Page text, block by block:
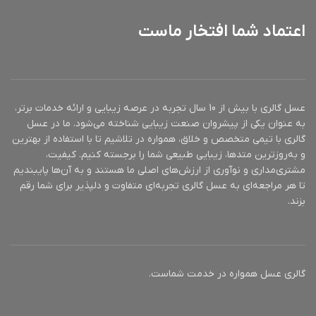
سایز محصول 300میل
اعتماد شما افتخار ماست
عسل گالری با بیش از 10 سال تجربه در عرصه زیبایی و ارائه خدمات برتر،
به عنوان یکی از پیشروان صنعت زیبایی شناخته می‌شود. ما در عسل
گالری با تیمی متخصص و خلاق، همواره در تلاشیم تا با استفاده از بهترین
و به‌روزترین متدها، زیبایی طبیعی شما را برجسته کنیم. کیفیت،
مشتری‌مداری و نوآوری از ارزش‌های اصلی ما هستند و به آن‌ها پایبندیم
تا هر مراجعه‌ای به عسل گالری تجربه‌ای متفاوت و دلپذیر برای شما رقم
بزند.
گالری عسل همواره در خدمت شماست.